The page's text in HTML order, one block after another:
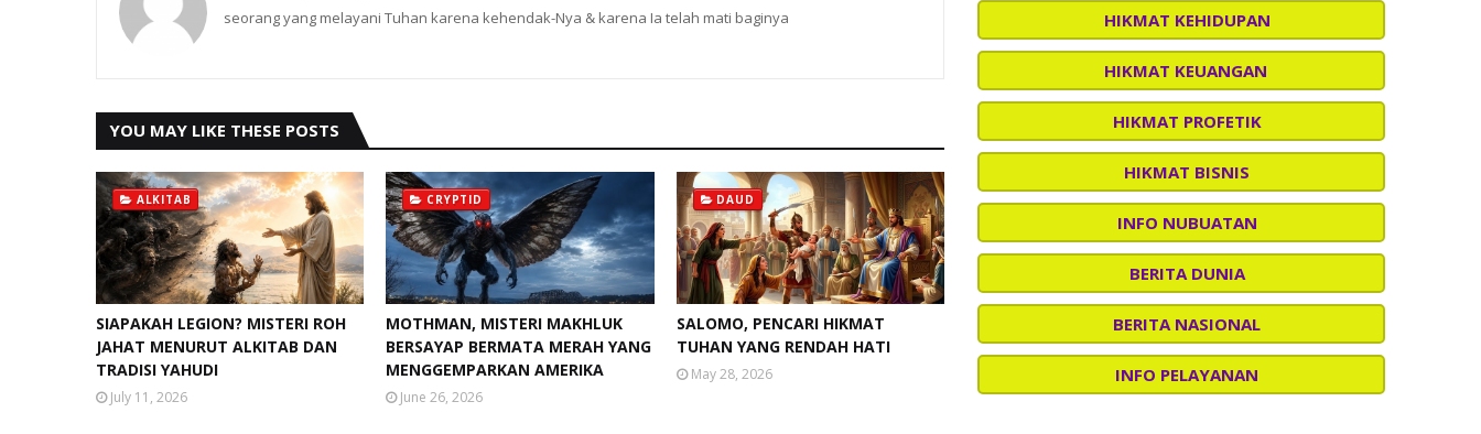
seorang yang melayani Tuhan karena kehendak-Nya & karena Ia telah mati baginya
YOU MAY LIKE THESE POSTS
ALKITAB
SIAPAKAH LEGION? MISTERI ROH
JAHAT MENURUT ALKITAB DAN
TRADISI YAHUDI
July 11, 2026
CRYPTID
MOTHMAN, MISTERI MAKHLUK
BERSAYAP BERMATA MERAH YANG
MENGGEMPARKAN AMERIKA
June 26, 2026
DAUD
SALOMO, PENCARI HIKMAT
TUHAN YANG RENDAH HATI
May 28, 2026
HIKMAT KEHIDUPAN
HIKMAT KEUANGAN
HIKMAT PROFETIK
HIKMAT BISNIS
INFO NUBUATAN
BERITA DUNIA
BERITA NASIONAL
INFO PELAYANAN